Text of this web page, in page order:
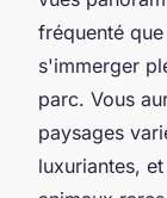
fréquenté
s'immerger
parc. Vous
paysages
luxuriantes,